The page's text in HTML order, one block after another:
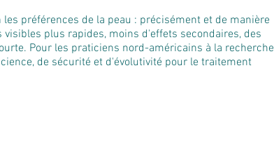
préférences de la peau : précisément et de manière
plus rapides, moins d'effets secondaires, des
Pour les praticiens nord-américains à la recherche
de sécurité et d'évolutivité pour le traitement